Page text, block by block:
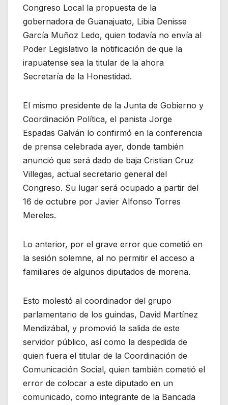
Congreso Local la propuesta de la
gobernadora de Guanajuato, Libia Denisse
García Muñoz Ledo, quien todavía no envía al
Poder Legislativo la notificación de que la
irapuatense sea la titular de la ahora
Secretaría de la Honestidad.
El mismo presidente de la Junta de Gobierno y
Coordinación Política, el panista Jorge
Espadas Galván lo confirmó en la conferencia
de prensa celebrada ayer, donde también
anunció que será dado de baja Cristian Cruz
Villegas, actual secretario general del
Congreso. Su lugar será ocupado a partir del
16 de octubre por Javier Alfonso Torres
Mereles.
Lo anterior, por el grave error que cometió en
la sesión solemne, al no permitir el acceso a
familiares de algunos diputados de morena.
Esto molestó al coordinador del grupo
parlamentario de los guindas, David Martínez
Mendizábal, y promovió la salida de este
servidor público, así como la despedida de
quien fuera el titular de la Coordinación de
Comunicación Social, quien también cometió el
error de colocar a este diputado en un
comunicado, como integrante de la Bancada